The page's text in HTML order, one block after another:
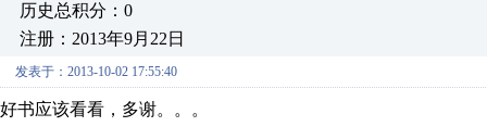
历史总积分：0
注册：2013年9月22日
发表于：2013-10-02 17:55:40
好书应该看看，多谢。。。